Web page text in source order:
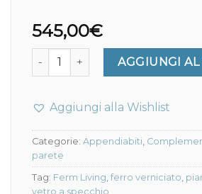
545,00€
Shard Free Standing Mirror -
AGGIUNGI AL
Aggiungi alla Wishlist
Categorie: Appendiabiti,
parete
Tag: Ferm Living, ferro verniciato,
vetro a specchio